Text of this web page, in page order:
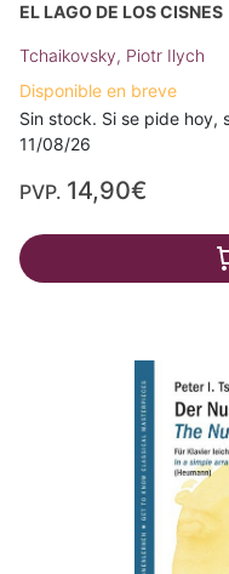
EL LAGO DE LOS CISNES
Tchaikovsky, Piotr Ilych
Disponible en breve
Sin stock. Si se pide hoy,
11/08/26
PVP. 14,90€